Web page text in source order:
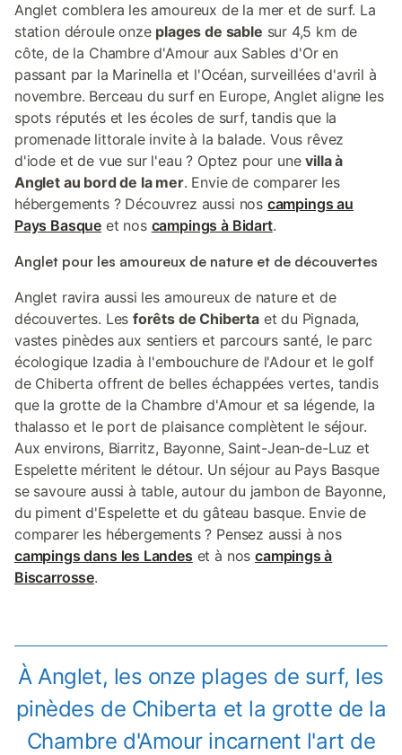
Anglet comblera les amoureux de la mer et de surf. La
station déroule onze plages de sable sur 4,5 km de
côte, de la Chambre d'Amour aux Sables d'Or en
passant par la Marinella et l'Océan, surveillées d'avril à
novembre. Berceau du surf en Europe, Anglet aligne les
spots réputés et les écoles de surf, tandis que la
promenade littorale invite à la balade. Vous rêvez
d'iode et de vue sur l'eau ? Optez pour unevilla à
Anglet au bord de la mer. Envie de comparer les
hébergements ? Découvrez aussi nos campings au
Pays Basque et nos campings à Bidart.
Anglet pour les amoureux de nature et de découvertes
Anglet ravira aussi les amoureux de nature et de
découvertes. Lesforêts de Chibertaet du Pignada,
vastes pinèdes aux sentiers et parcours santé, le parc
écologique Izadia à l'embouchure de l'Adour et le golf
de Chiberta offrent de belles échappées vertes, tandis
que la grotte de la Chambre d'Amour et sa légende, la
thalasso et le port de plaisance complètent le séjour.
Aux environs, Biarritz, Bayonne, Saint-Jean-de-Luz et
Espelette méritent le détour. Un séjour au Pays Basque
se savoure aussi à table, autour du jambon de Bayonne,
du piment d'Espelette et du gâteau basque. Envie de
comparer les hébergements ? Pensez aussi à nos
campings dans les Landes et à noscampings à
Biscarrosse.
À Anglet, les onze plages de surf, les
pinèdes de Chiberta et la grotte de la
Chambre d'Amour incarnent l'art de